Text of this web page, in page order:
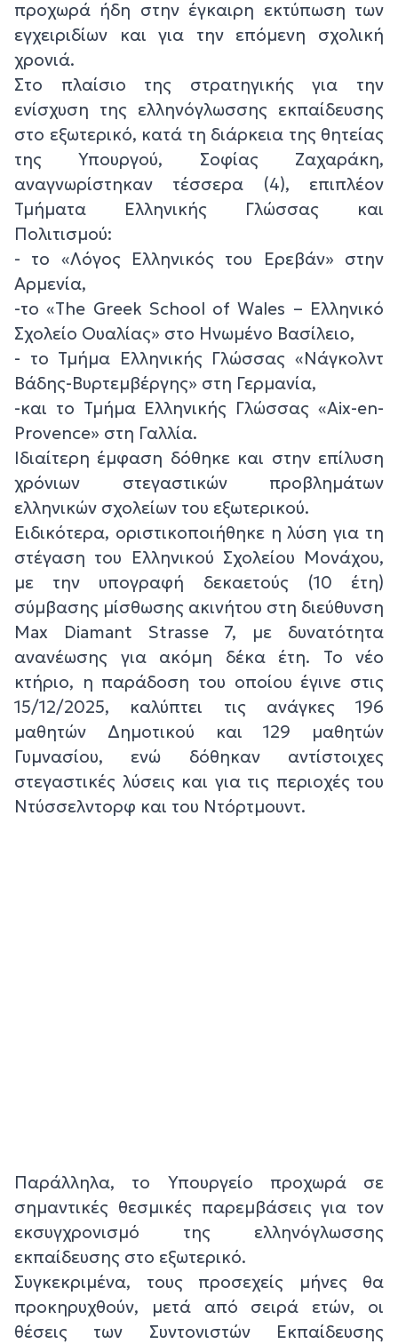
προχωρά ήδη στην έγκαιρη εκτύπωση των
εγχειριδίων και για την επόμενη σχολική
χρονιά.
Στο πλαίσιο της στρατηγικής για την
ενίσχυση της ελληνόγλωσσης εκπαίδευσης
στο εξωτερικό, κατά τη διάρκεια της θητείας
της Υπουργού, Σοφίας Ζαχαράκη,
αναγνωρίστηκαν τέσσερα (4), επιπλέον
Τμήματα Ελληνικής Γλώσσας και
Πολιτισμού:
- το «Λόγος Ελληνικός του Ερεβάν» στην
Αρμενία,
-το «The Greek School of Wales – Ελληνικό
Σχολείο Ουαλίας» στο Ηνωμένο Βασίλειο,
- το Τμήμα Ελληνικής Γλώσσας «Νάγκολντ
Βάδης-Βυρτεμβέργης» στη Γερμανία,
-και το Τμήμα Ελληνικής Γλώσσας «Aix-en-
Provence» στη Γαλλία.
Ιδιαίτερη έμφαση δόθηκε και στην επίλυση
χρόνιων στεγαστικών προβλημάτων
ελληνικών σχολείων του εξωτερικού.
Ειδικότερα, οριστικοποιήθηκε η λύση για τη
στέγαση του Ελληνικού Σχολείου Μονάχου,
με την υπογραφή δεκαετούς (10 έτη)
σύμβασης μίσθωσης ακινήτου στη διεύθυνση
Max Diamant Strasse 7, με δυνατότητα
ανανέωσης για ακόμη δέκα έτη. Το νέο
κτήριο, η παράδοση του οποίου έγινε στις
15/12/2025, καλύπτει τις ανάγκες 196
μαθητών Δημοτικού και 129 μαθητών
Γυμνασίου, ενώ δόθηκαν αντίστοιχες
στεγαστικές λύσεις και για τις περιοχές του
Ντύσσελντορφ και του Ντόρτμουντ.
Παράλληλα, το Υπουργείο προχωρά σε
σημαντικές θεσμικές παρεμβάσεις για τον
εκσυγχρονισμό της ελληνόγλωσσης
εκπαίδευσης στο εξωτερικό.
Συγκεκριμένα, τους προσεχείς μήνες θα
προκηρυχθούν, μετά από σειρά ετών, οι
θέσεις των Συντονιστών Εκπαίδευσης